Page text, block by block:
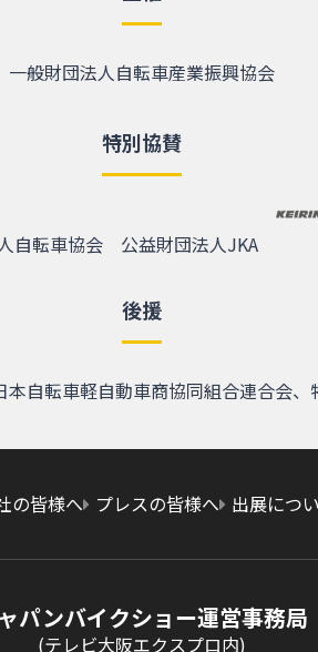
一般財団法人自転車産業振興協会
特別協賛
自転車協会 公益財団法人JKA
後援
自転車軽自動車商協同組合連合会
の皆様へ プレスの皆様へ 出展につ
パンバイクショー運営事務局
(テレビ大阪エクスプロ内)